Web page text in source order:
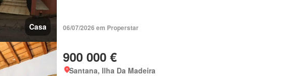
Casa 06/07/2026 em Properstar
900 000 €
Santana, Ilha Da Madeira